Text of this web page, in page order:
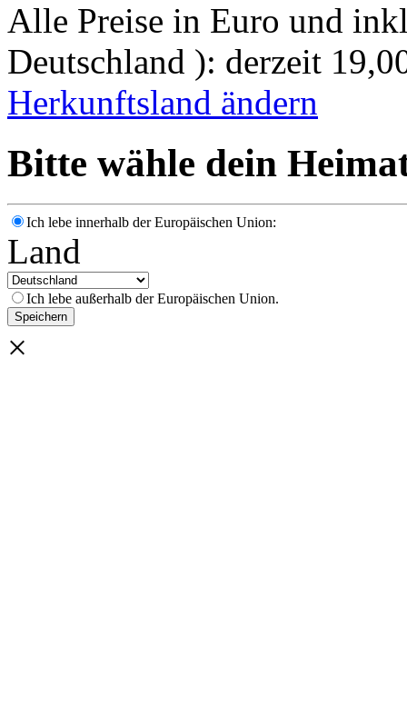
Alle Preise in Euro und
Deutschland ): derzeit
Herkunftsland ändern
Bitte wähle dein
Ich lebe innerhalb der Europäischen Union:
Land
Ich lebe außerhalb der Europäischen Union.
×